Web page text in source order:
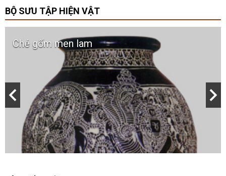
BỘ SƯU TẬP HIỆN VẬT
Bộ mắc võng của người